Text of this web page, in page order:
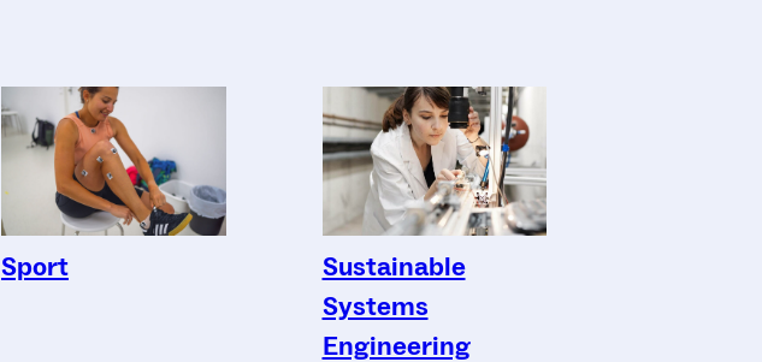
Sport
Sustainable
Systems
Engineering